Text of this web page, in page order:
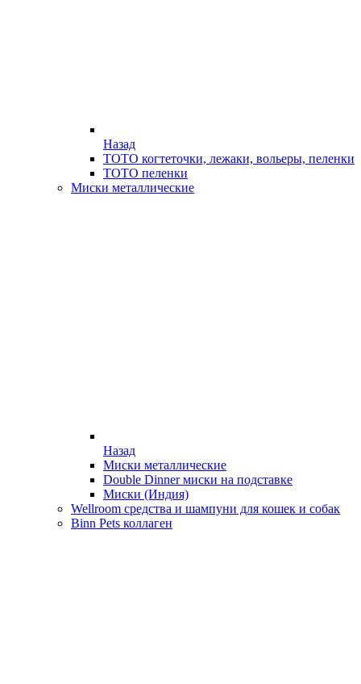
Назад
ТОТО когтеточки, лежаки, вольеры, пеленки
ТОТО пеленки
Миски металлические
Назад
Миски металлические
Double Dinner миски на подставке
Миски (Индия)
Wellroom средства и шампуни для кошек и собак
Binn Pets коллаген